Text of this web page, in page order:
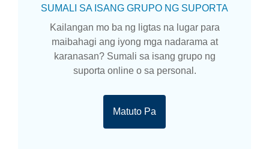
SUMALI SA ISANG GRUPO NG SUPORTA
Kailangan mo ba ng ligtas na lugar para
maibahagi ang iyong mga nadarama at
karanasan? Sumali sa isang grupo ng
suporta online o sa personal.
Matuto Pa